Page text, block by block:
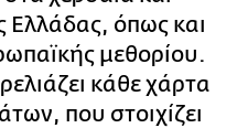
Ελλάδας, όπως και
μεθορίου.
κάθε χάρτα
που στοιχίζει